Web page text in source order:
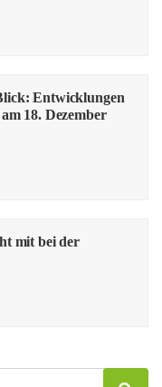
Entwicklungen
18. Dezember
mit bei der